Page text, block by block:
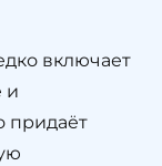
включает
и
придаёт